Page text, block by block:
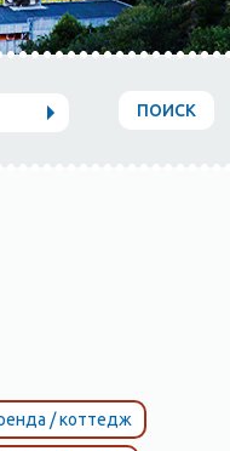
ПОИСК
/ коттедж